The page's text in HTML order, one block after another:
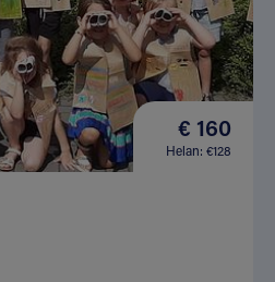
€ 160
Helan: €128